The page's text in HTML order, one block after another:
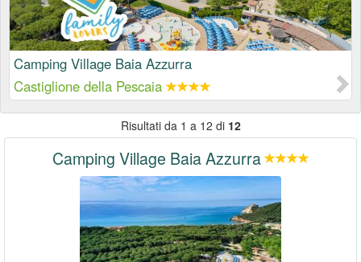
Camping Village Baia Azzurra
Castiglione della Pescaia
Risultati da 1 a 12 di 12
Camping Village Baia Azzurra